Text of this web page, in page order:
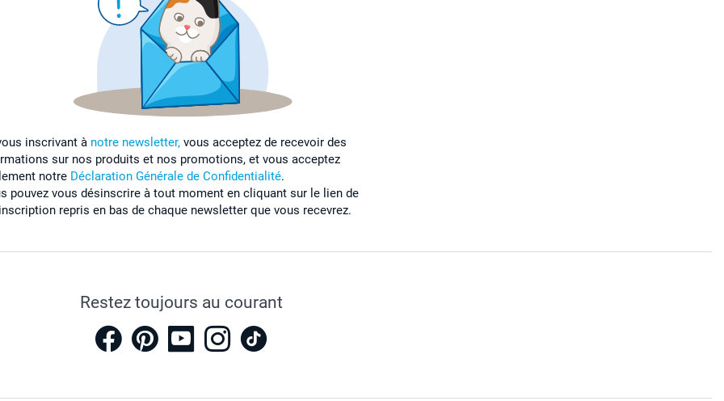
inscrivant à notre newsletter, vous acceptez de recevoir des
sur nos produits et nos promotions, et vous acceptez
notre Déclaration Générale de Confidentialité.
pouvez vous désinscrire à tout moment en cliquant sur le lien de
repris en bas de chaque newsletter que vous recevrez.
Restez toujours au courant